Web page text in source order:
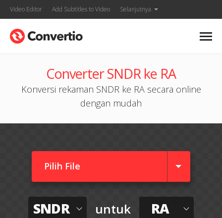
Video Editor Add Subtitles to Video Selanjutnya
Converter SNDR ke RA
Konversi rekaman SNDR ke RA secara online
dengan mudah
Pilih File
SNDR untuk RA